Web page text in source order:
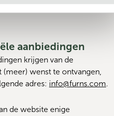
van het vragen van
aanbiedingen
krijgen van de
(meer) wenst te ontvangen,
adres: info@furns.com.
de website enige